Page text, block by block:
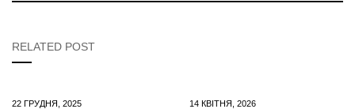
RELATED POST
22 ГРУДНЯ, 2025 14 КВІТНЯ, 2026